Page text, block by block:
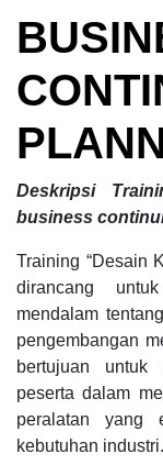
Deskripsi
business
Training “Desain
dirancang
mendalam
pengembangan
bertujuan untuk
peserta dalam
peralatan yang
kebutuhan industri.